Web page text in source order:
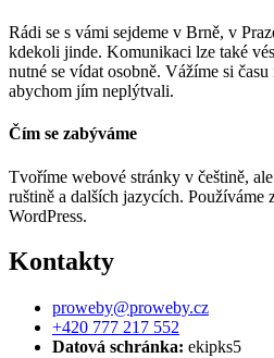
Rádi se s vámi sejdeme v Brně, v
kdekoli jinde. Komunikaci lze také
nutné se vídat osobně. Vážíme si
abychom jím neplýtvali.
Čím se zabýváme
Tvoříme webové stránky v češtině,
ruštině a dalších jazycích. Používáme
WordPress.
Kontakty
proweby@proweby.cz
+420 777 217 552
Datová schránka: ekipks5